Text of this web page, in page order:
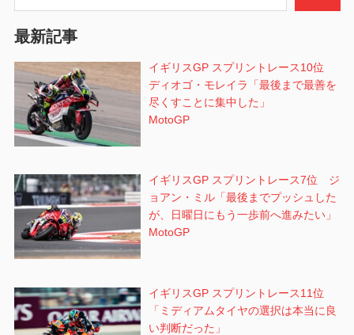
ン
最新記事
イギリスGP スプリントレース10位
ディオゴ・モレイラ「最後まで最善を
尽くすことに集中した」
MotoGP
イギリスGP スプリントレース7位 ジ
ョアン・ミル「最後までプッシュした
が、日曜日にもう一歩前へ進みたい」
MotoGP
イギリスGP スプリントレース11位
「ミディアムタイヤの選択は本当に良
い判断だった」